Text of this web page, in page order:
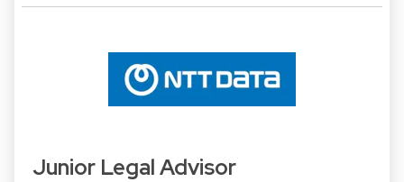
Junior Legal Advisor